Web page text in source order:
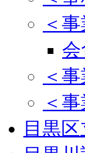
＜
＜
＜
目黒